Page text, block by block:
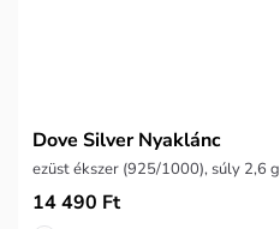
Dove Silver Nyaklánc
ezüst ékszer (925/1000), súly 2,6 g
14 490 Ft